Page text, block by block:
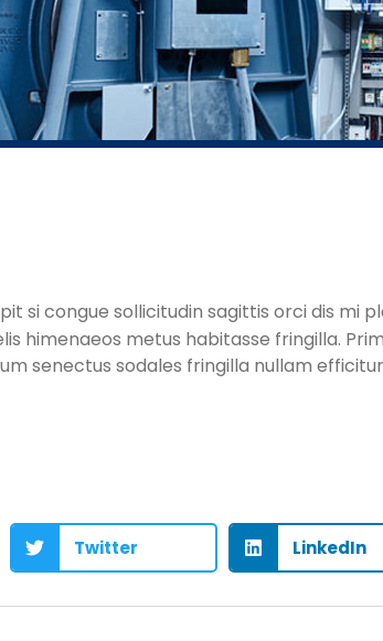
si congue sollicitudin sagittis orci dis mi
himenaeos metus habitasse fringilla.
senectus sodales fringilla nullam
Twitter LinkedIn